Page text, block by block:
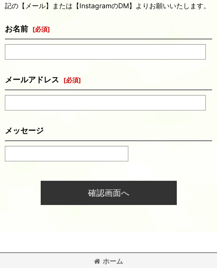
記の【メール】または【InstagramのDM】よりお願いいたします。
お名前 [必須]
メールアドレス [必須]
メッセージ
確認画面へ
ホーム